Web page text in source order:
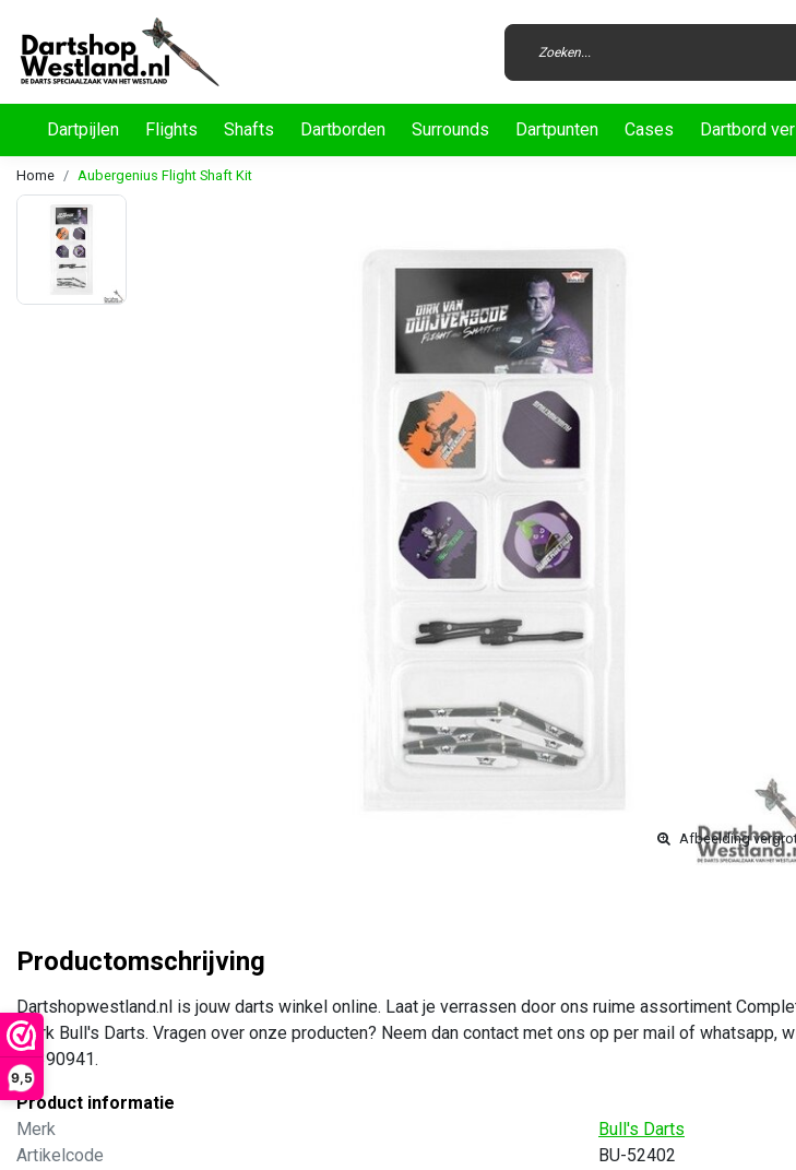
9,5
Dartpijlen Flights Shafts Dartborden Surrounds Dartpunten Cases Dartbord
Home Aubergenius Flight Shaft Kit
Afbeelding
Productomschrijving
Dartshopwestland.nl is jouw darts winkel online. Laat je verrassen door ons ruime assortiment
merk Bull's Darts. Vragen over onze producten? Neem dan contact met ons op per mail of whatsapp,
48390941.
Product informatie
Merk
Bull's Darts
Artikelcode
BU-52402